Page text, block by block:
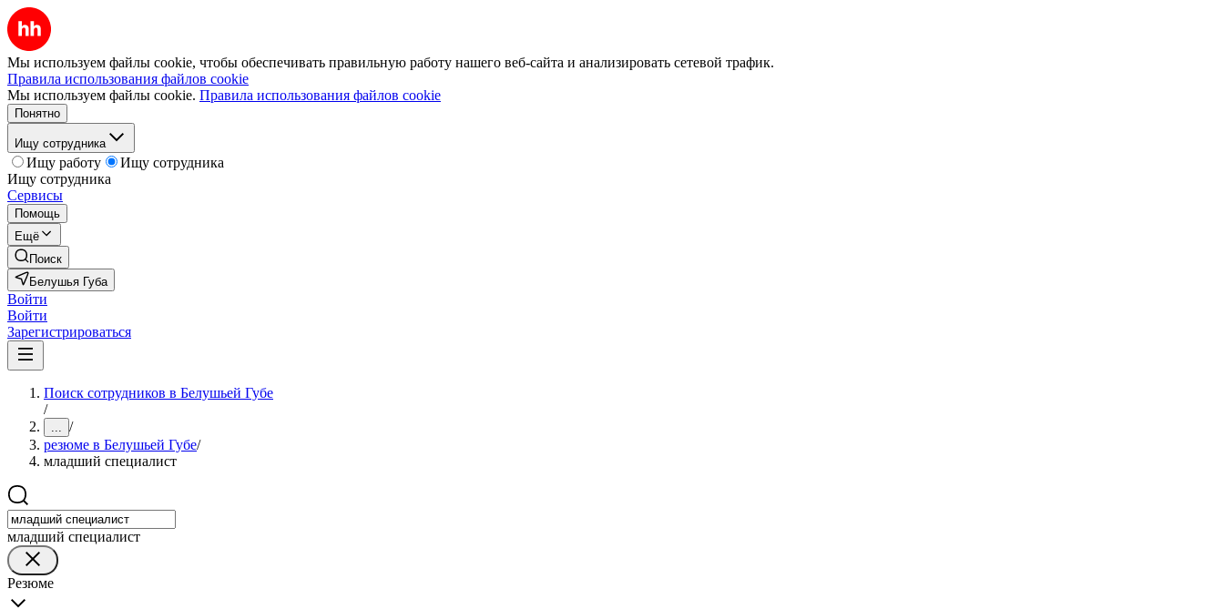
Мы используем файлы cookie, чтобы обеспечивать правильную работу нашего веб-сайта и анализировать сетевой трафик.
Правила использования файлов cookie
Мы используем файлы cookie. Правила использования файлов cookie
Понятно
Ищу сотрудника
Ищу работу
Ищу сотрудника
Ищу сотрудника
Сервисы
Помощь
Ещё
Поиск
Белушья Губа
Войти
Войти
Зарегистрироваться
Поиск сотрудников в Белушьей Губе
/
... /
резюме в Белушьей Губе/
младший специалист
младший специалист
Резюме